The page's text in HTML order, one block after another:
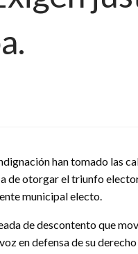
han tomado las
de otorgar el triunfo
municipal electo.
de descontento que
en defensa de su